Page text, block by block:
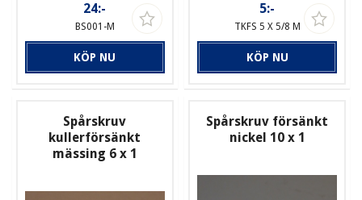
24:-
BS001-M
KÖP NU
5:-
TKFS 5 X 5/8 M
KÖP NU
Spårskruv
kullerförsänkt
mässing 6 x 1
Spårskruv försänkt
nickel 10 x 1